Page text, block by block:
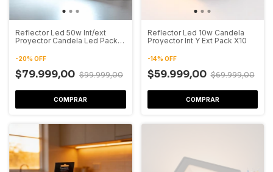
Reflector Led 50w Int/ext
Proyector Candela Led Pack
-20% OFF
$79.999,00 $99.999,00
COMPRAR
Reflector Led 10w Candela
Proyector Int Y Ext Pack X10
-14% OFF
$59.999,00 $69.999,00
COMPRAR